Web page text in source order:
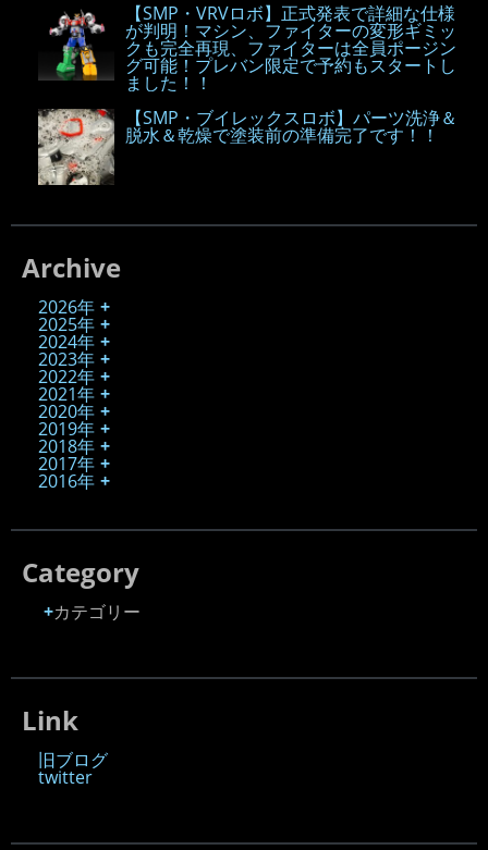
【SMP・VRVロボ】正式発表で詳細な仕様
が判明！マシン、ファイターの変形ギミッ
クも完全再現、ファイターは全員ポージン
グ可能！プレバン限定で予約もスタートし
ました！！
【SMP・ブイレックスロボ】パーツ洗浄＆
脱水＆乾燥で塗装前の準備完了です！！
Archive
2026年
2025年
2024年
2023年
2022年
2021年
2020年
2019年
2018年
2017年
2016年
Category
カテゴリー
Link
旧ブログ
twitter